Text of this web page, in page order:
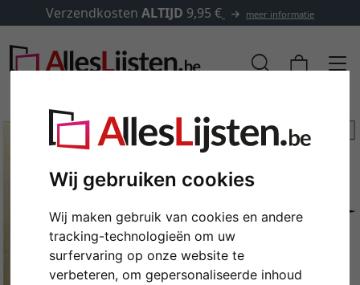
Wij gebruiken cookies
Wij maken gebruik van cookies en andere
tracking-technologieën om uw
surfervaring op onze website te
verbeteren, om gepersonaliseerde inhoud
Verzendkosten ALTIJD 9,95 € meer informatie